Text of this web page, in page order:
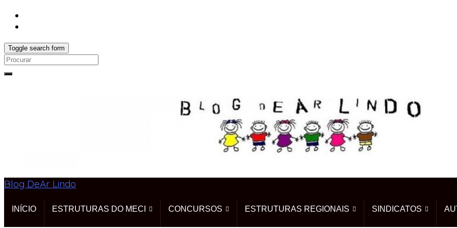
Toggle search form
Search
Blog DeAr Lindo
INÍCIO ESTRUTURAS DO MECI CONCURSOS ESTRUTURAS REGIONAIS SINDICATOS